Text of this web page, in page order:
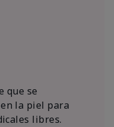
que se
la piel para
libres.